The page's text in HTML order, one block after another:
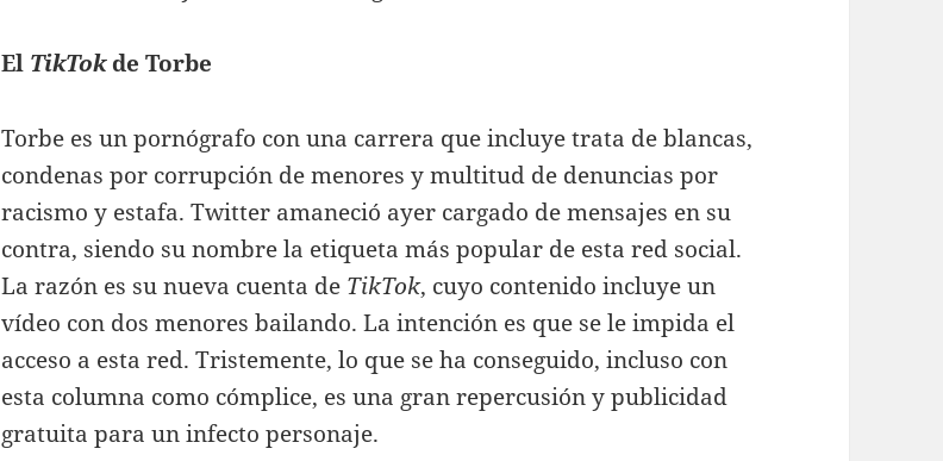
El TikTokde Torbe
Torbe es un pornógrafo con una carrera que incluye trata de blancas,
condenas por corrupción de menores y multitud de denuncias por
racismo y estafa. Twitter amaneció ayer cargado de mensajes en su
contra, siendo su nombre la etiqueta más popular de esta red social.
La razón es su nueva cuenta de TikTok, cuyo contenido incluye un
vídeo con dos menores bailando. La intención es que se le impida el
acceso a esta red. Tristemente, lo que se ha conseguido, incluso con
esta columna como cómplice, es una gran repercusión y publicidad
gratuita para un infecto personaje.